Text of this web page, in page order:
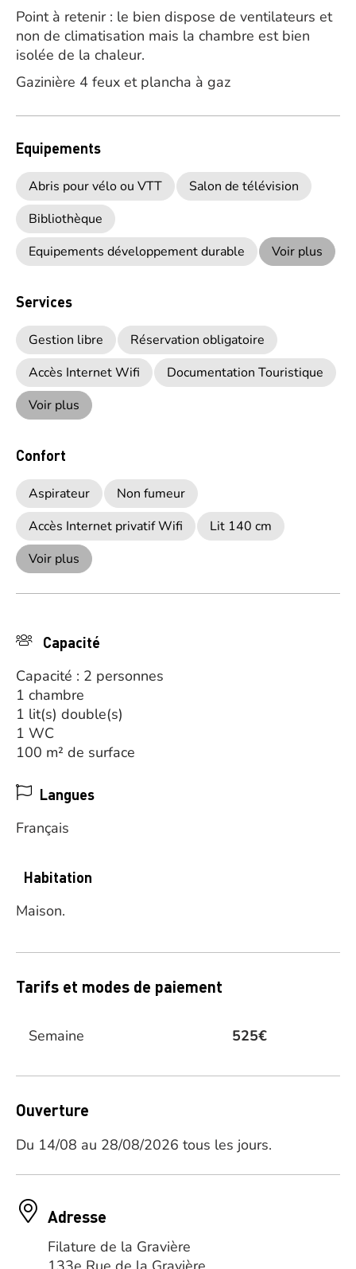
Point à retenir : le bien dispose de ventilateurs et
non de climatisation mais la chambre est bien
isolée de la chaleur.
Gazinière 4 feux et plancha à gaz
Equipements
Abris pour vélo ou VTT
Salon de télévision
Bibliothèque
Equipements développement durable
Voir plus
Services
Gestion libre
Réservation obligatoire
Accès Internet Wifi
Documentation Touristique
Voir plus
Confort
Aspirateur
Non fumeur
Accès Internet privatif Wifi
Lit 140 cm
Voir plus
Capacité
Capacité : 2 personnes
1 chambre
1 lit(s) double(s)
1 WC
100 m² de surface
Langues
Français
Habitation
Maison.
Tarifs et modes de paiement
Semaine 525€
Ouverture
Du 14/08 au 28/08/2026 tous les jours.
Adresse
Filature de la Gravière